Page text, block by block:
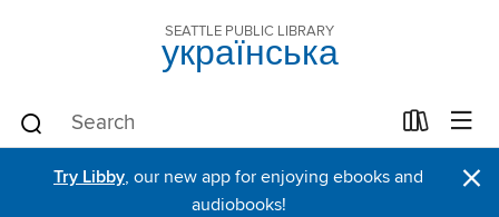
SEATTLE PUBLIC LIBRARY
українська
Try Libby, our new app for enjoying ebooks and
audiobooks!
×